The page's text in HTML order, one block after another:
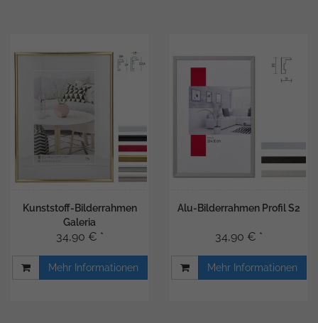
Kunststoff-Bilderrahmen
Galeria
34,90 € *
Mehr Informationen
Alu-Bilderrahmen Profil S2
34,90 € *
Mehr Informationen